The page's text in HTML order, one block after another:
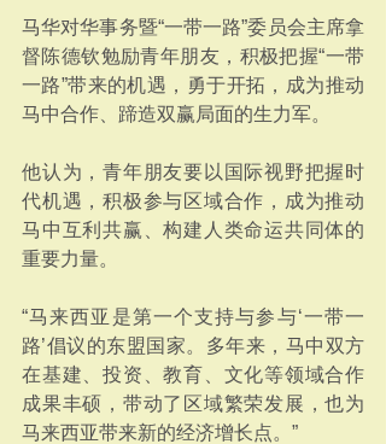
马华对华事务暨“一带一路”委员会主席拿
督陈德钦勉励青年朋友，积极把握“一带
一路”带来的机遇，勇于开拓，成为推动
马中合作、蹄造双赢局面的生力军。
他认为，青年朋友要以国际视野把握时
代机遇，积极参与区域合作，成为推动
马中互利共赢、构建人类命运共同体的
重要力量。
“马来西亚是第一个支持与参与‘一带一
路’倡议的东盟国家。多年来，马中双方
在基建、投资、教育、文化等领域合作
成果丰硕，带动了区域繁荣发展，也为
马来西亚带来新的经济增长点。”